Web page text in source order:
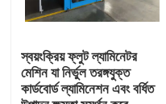
স্বয়ংক্রিয় ফ্লুট ল্যামিনেটর
মেশিন যা নির্ভুল তরঙ্গযুক্ত
কার্ডবোর্ড ল্যামিনেশন এবং বর্ধিত